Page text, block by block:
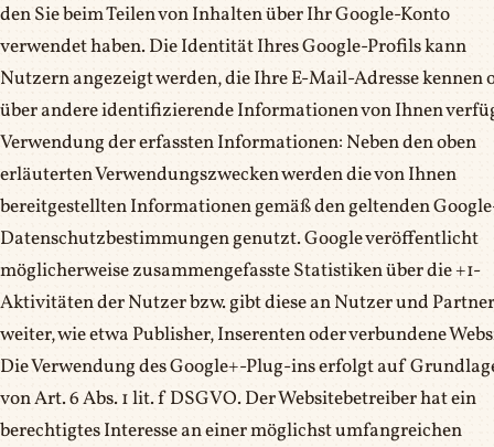
den Sie beim Teilen von Inhalten über Ihr Google-Konto
verwendet haben. Die Identität Ihres Google-Profils kann
Nutzern angezeigt werden, die Ihre E-Mail-Adresse kennen
über andere identifizierende Informationen von Ihnen
Verwendung der erfassten Informationen: Neben den oben
erläuterten Verwendungszwecken werden die von Ihnen
bereitgestellten Informationen gemäß den geltenden
Datenschutzbestimmungen genutzt. Google veröffentlicht
möglicherweise zusammengefasste Statistiken über die +1-
Aktivitäten der Nutzer bzw. gibt diese an Nutzer und Partner
weiter, wie etwa Publisher, Inserenten oder verbundene
Die Verwendung des Google+-Plug-ins erfolgt auf
von Art. 6 Abs. 1 lit. f DSGVO. Der Websitebetreiber hat ein
berechtigtes Interesse an einer möglichst umfangreichen